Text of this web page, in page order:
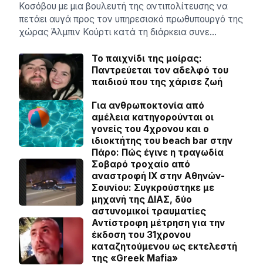
Κοσόβου με μια βουλευτή της αντιπολίτευσης να
πετάει αυγά προς τον υπηρεσιακό πρωθυπουργό της
χώρας Άλμπιν Κούρτι κατά τη διάρκεια συνε…
Το παιχνίδι της μοίρας:
Παντρεύεται τον αδελφό του
παιδιού που της χάρισε ζωή
Για ανθρωποκτονία από
αμέλεια κατηγορούνται οι
γονείς του 4χρονου και ο
ιδιοκτήτης του beach bar στην
Πάρο: Πώς έγινε η τραγωδία
Σοβαρό τροχαίο από
αναστροφή ΙΧ στην Αθηνών-
Σουνίου: Συγκρούστηκε με
μηχανή της ΔΙΑΣ, δύο
αστυνομικοί τραυματίες
Αντίστροφη μέτρηση για την
έκδοση του 31χρονου
καταζητούμενου ως εκτελεστή
της «Greek Mafia»